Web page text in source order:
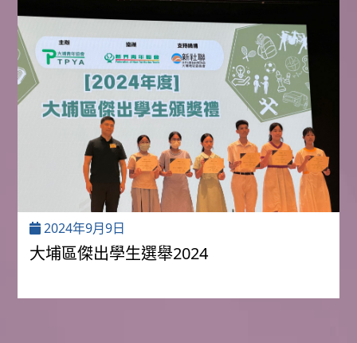
2024年9月9日
大埔區傑出學生選舉2024